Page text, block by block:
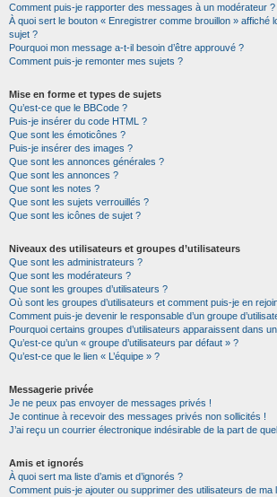
Comment puis-je rapporter des messages à un modérateur ?
À quoi sert le bouton « Enregistrer comme brouillon » affiché
sujet ?
Pourquoi mon message a-t-il besoin d’être approuvé ?
Comment puis-je remonter mes sujets ?
Mise en forme et types de sujets
Qu’est-ce que le BBCode ?
Puis-je insérer du code HTML ?
Que sont les émoticônes ?
Puis-je insérer des images ?
Que sont les annonces générales ?
Que sont les annonces ?
Que sont les notes ?
Que sont les sujets verrouillés ?
Que sont les icônes de sujet ?
Niveaux des utilisateurs et groupes d’utilisateurs
Que sont les administrateurs ?
Que sont les modérateurs ?
Que sont les groupes d’utilisateurs ?
Où sont les groupes d’utilisateurs et comment puis-je en
Comment puis-je devenir le responsable d’un groupe
Pourquoi certains groupes d’utilisateurs apparaissent dans
Qu’est-ce qu’un « groupe d’utilisateurs par défaut » ?
Qu’est-ce que le lien « L’équipe » ?
Messagerie privée
Je ne peux pas envoyer de messages privés !
Je continue à recevoir des messages privés non sollicités !
J’ai reçu un courrier électronique indésirable de la part de
Amis et ignorés
À quoi sert ma liste d’amis et d’ignorés ?
Comment puis-je ajouter ou supprimer des utilisateurs de ma